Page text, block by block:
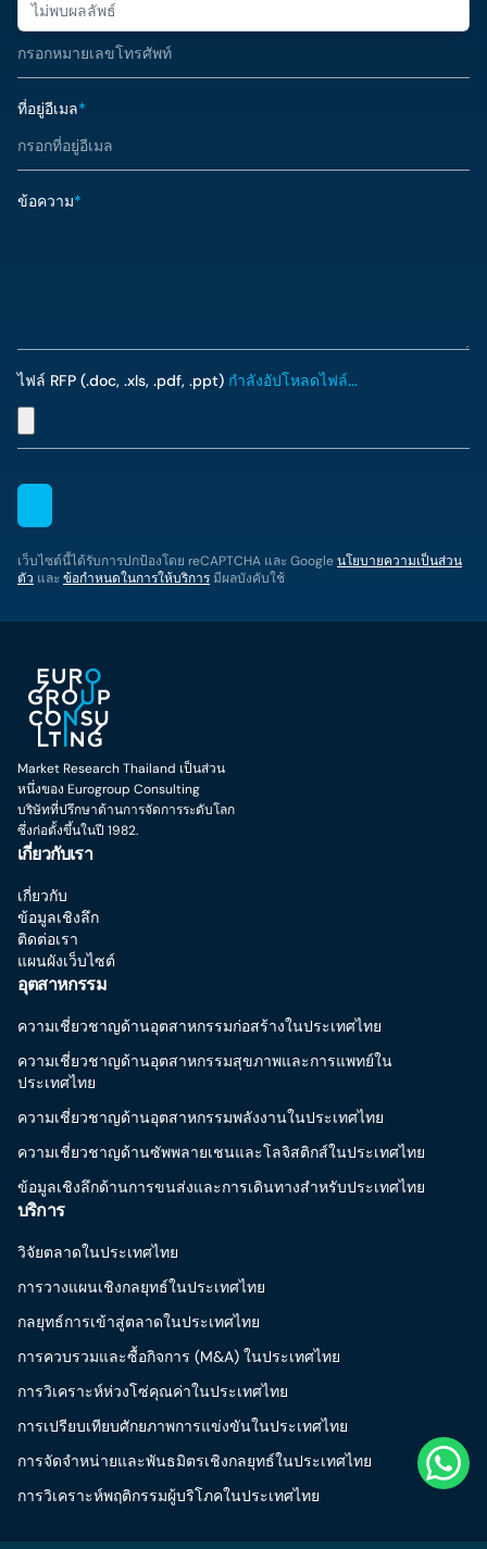
ไม่พบผลลัพธ์
หมายเลขโทรศัพท์
ที่อยู่อีเมล*
ข้อความ*
ไฟล์ RFP (.doc, .xls, .pdf, .ppt) กำลังอัปโหลดไฟล์...
เว็บไซต์นี้ได้รับการปกป้องโดย reCAPTCHA และ Googleนโยบายความเป็นส่วน
ตัว และ ข้อกำหนดในการให้บริการมีผลบังคับใช้
Market Research Thailand เป็นส่วน
หนึ่งของ Eurogroup Consulting
บริษัทที่ปรึกษาด้านการจัดการระดับโลก
ซึ่งก่อตั้งขึ้นในปี 1982.
เกี่ยวกับเรา
เกี่ยวกับ
ข้อมูลเชิงลึก
ติดต่อเรา
แผนผังเว็บไซต์
อุตสาหกรรม
ความเชี่ยวชาญด้านอุตสาหกรรมก่อสร้างในประเทศไทย
ความเชี่ยวชาญด้านอุตสาหกรรมสุขภาพและการแพทย์ใน
ประเทศไทย
ความเชี่ยวชาญด้านอุตสาหกรรมพลังงานในประเทศไทย
ความเชี่ยวชาญด้านซัพพลายเชนและโลจิสติกส์ในประเทศไทย
ข้อมูลเชิงลึกด้านการขนส่งและการเดินทางสำหรับประเทศไทย
บริการ
วิจัยตลาดในประเทศไทย
การวางแผนเชิงกลยุทธ์ในประเทศไทย
กลยุทธ์การเข้าสู่ตลาดในประเทศไทย
การควบรวมและซื้อกิจการ (M&A) ในประเทศไทย
การวิเคราะห์ห่วงโซ่คุณค่าในประเทศไทย
การเปรียบเทียบศักยภาพการแข่งขันในประเทศไทย
การจัดจำหน่ายและพันธมิตรเชิงกลยุทธ์ในประเทศไทย
การวิเคราะห์พฤติกรรมผู้บริโภคในประเทศไทย